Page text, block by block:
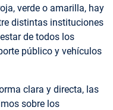
verde o amarilla, hay
distintas instituciones
de todos los
público y vehículos
clara y directa, las
sobre los